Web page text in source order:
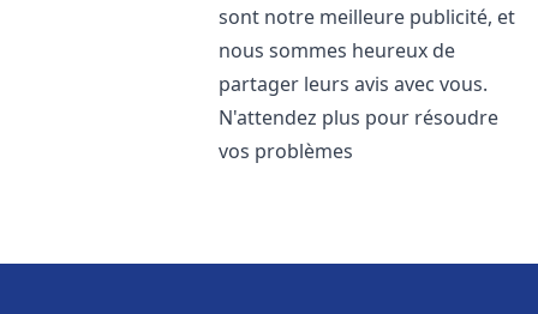
sont notre meilleure publicité, et
nous sommes heureux de
partager leurs avis avec vous.
N'attendez plus pour résoudre
vos problèmes